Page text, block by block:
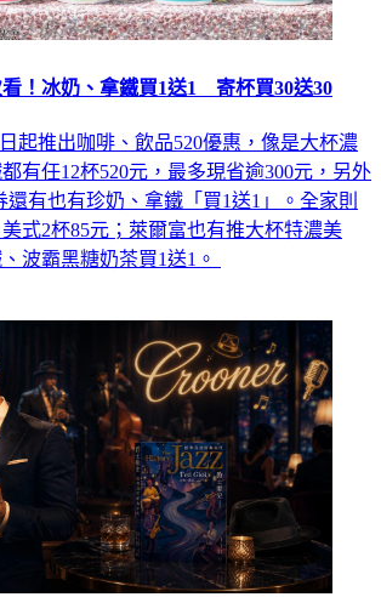
！冰奶、拿鐵買1送1 寄杯買30送30
起推出咖啡、飲品520優惠，像是大杯濃
有任12杯520元，最多現省逾300元，另外
有也有珍奶、拿鐵「買1送1」。全家則
式2杯85元；萊爾富也有推大杯特濃美
波霸黑糖奶茶買1送1。